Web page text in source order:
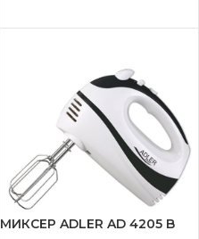
МИКСЕР ADLER AD 4205 B